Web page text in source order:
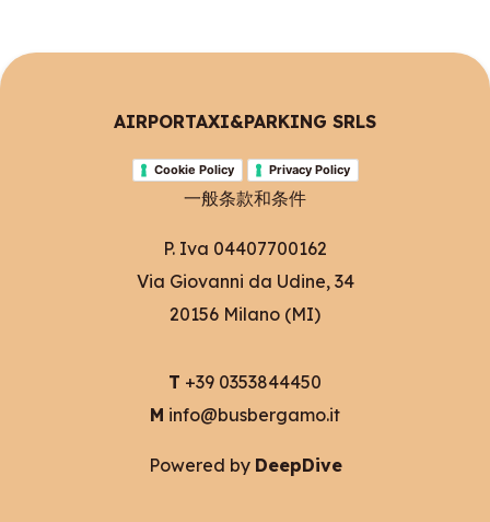
AIRPORTAXI&PARKING SRLS
Cookie Policy Privacy Policy
一般条款和条件
P. Iva 04407700162
Via Giovanni da Udine, 34
20156 Milano (MI)
T +39 0353844450
M info@busbergamo.it
Powered by DeepDive